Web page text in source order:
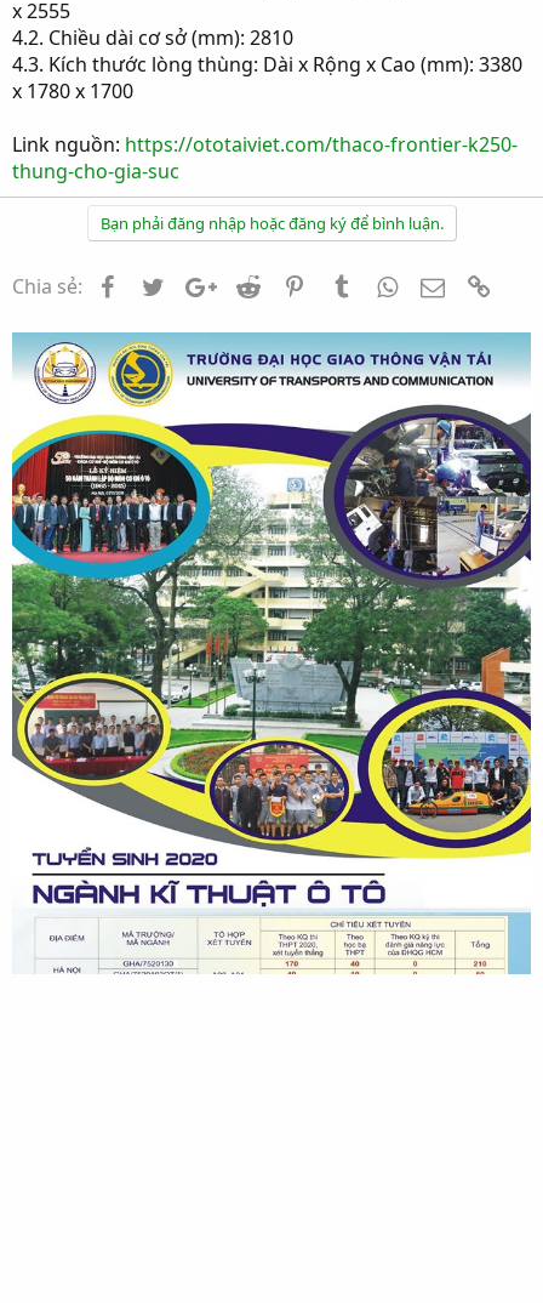
x 2555
4.2. Chiều dài cơ sở (mm): 2810
4.3. Kích thước lòng thùng: Dài x Rộng x Cao (mm): 3380
x 1780 x 1700
Link nguồn: https://ototaiviet.com/thaco-frontier-k250-
thung-cho-gia-suc
Bạn phải đăng nhập hoặc đăng ký để bình luận.
Chia sẻ: FacebookTwitterGoogle+
Reddit PinterestTumblrWhatsApp
Email